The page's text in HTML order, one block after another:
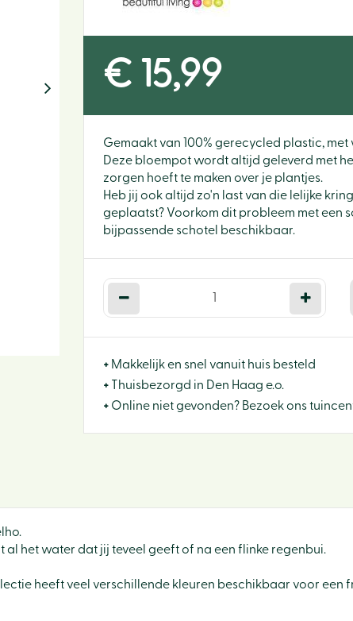
€ 15,99
Gemaakt van 100% gerecycled plastic,
Deze bloempot wordt altijd geleverd met
zorgen hoeft te maken over je plantjes.
Heb jij ook altijd zo'n last van die lelijke
geplaatst? Voorkom dit probleem met een
bijpassende schotel beschikbaar.
+ Makkelijk en snel vanuit huis besteld
+ Thuisbezorgd in Den Haag e.o.
+ Online niet gevonden? Bezoek ons
het water dat jij teveel geeft of na een flinke regenbui.
heeft veel verschillende kleuren beschikbaar voor een